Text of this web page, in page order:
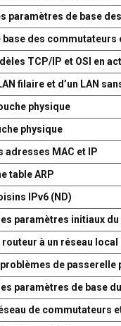
paramètres de base
des commutateurs
TCP/IP et OSI en
filaire et d’un LAN
physique
physique
adresses MAC et IP
table ARP
IPv6 (ND)
paramètres initiaux
à un réseau local
de passerelle
paramètres de base
de commutateurs